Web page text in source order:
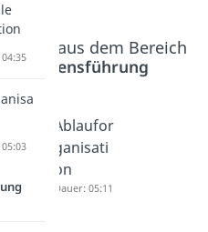
Inhalte aus dem Bereich
05:28
Ablaufor
ganisati
on
Dauer: 05:11